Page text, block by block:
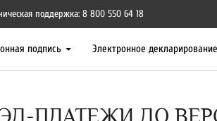
поддержка: 8 800 550 64 18
подпись Электронное декларирование
ПЛАТЕЖИ ДО